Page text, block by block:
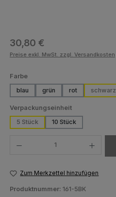
Regulärer Preis:
30,80 €
Preise exkl. MwSt. zzgl. Versandkosten
Farbeauswählen
blau
grün rot schwarz
Verpackungseinheitauswählen
5 Stück
10 Stück
Zum Merkzettel hinzufügen
Produktnummer: 161-5BK